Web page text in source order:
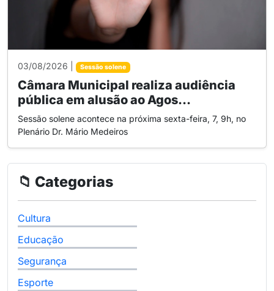
03/08/2026 | Sessão solene
Câmara Municipal realiza audiência
pública em alusão ao Agos...
Sessão solene acontece na próxima sexta-feira, 7, 9h, no
Plenário Dr. Mário Medeiros
📁 Categorias
Cultura
Educação
Segurança
Esporte